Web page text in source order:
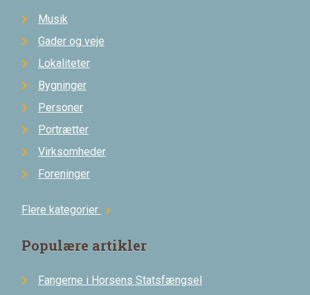
Musik
Gader og veje
Lokaliteter
Bygninger
Personer
Portrætter
Virksomheder
Foreninger
Flere kategorier chevron_right
Populære artikler
Fangerne i Horsens Statsfængsel